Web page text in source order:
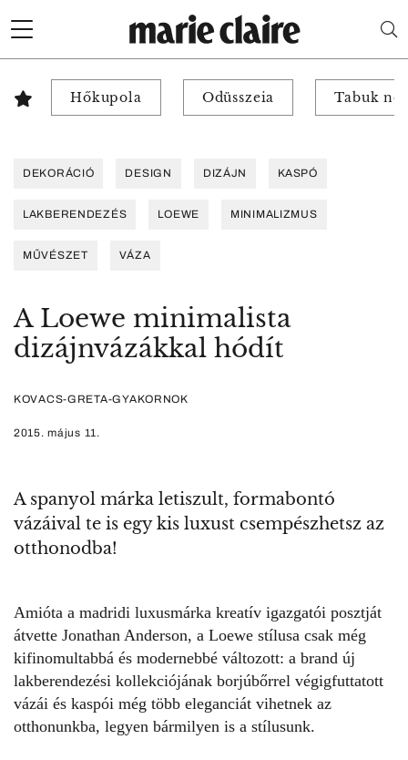
Hőkupola Odüsszeia Tabuk
DEKORÁCIÓ DESIGN DIZÁJN KASPÓ
LAKBERENDEZÉS LOEWE MINIMALIZMUS
MŰVÉSZET VÁZA
A Loewe minimalista
dizájnvázákkal hódít
KOVACS-GRETA-GYAKORNOK
2015. május 11.
A spanyol márka letiszult, formabontó
vázáival te is egy kis luxust csempészhetsz az
otthonodba!
Amióta a madridi luxusmárka kreatív igazgatói posztját
átvette Jonathan Anderson, a Loewe stílusa csak még
kifinomultabbá és modernebbé változott: a brand új
lakberendezési kollekciójának borjúbőrrel végigfuttatott
vázái és kaspói még több eleganciát vihetnek az
otthonunkba, legyen bármilyen is a stílusunk.